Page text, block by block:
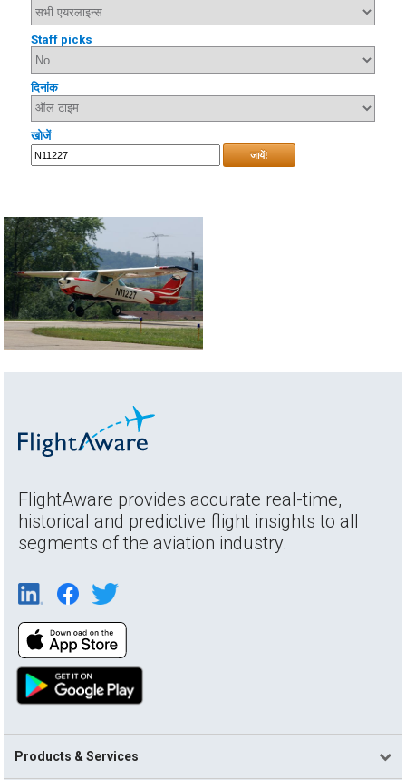
Staff picks
दिनांक
खोजें
जायें!
FlightAware provides accurate real-time,
historical and predictive flight insights to all
segments of the aviation industry.
Products & Services